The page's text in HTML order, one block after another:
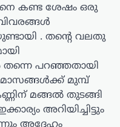
കണ്ട ശേഷം ഒരു
. തന്റെ വലതു
തന്നെ പറഞ്ഞതായി
മാസങ്ങൾക്ക് മുമ്പ്
മങ്ങൽ തുടങ്ങി
അറിയിച്ചിട്ടും
അദ്ദേഹം